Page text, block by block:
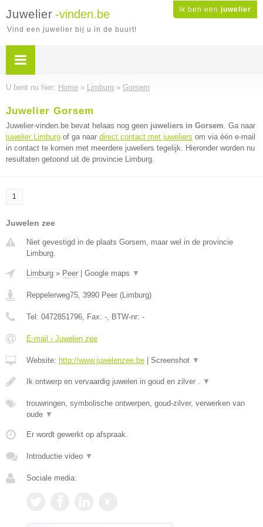
Ik ben een juwelier
Juwelier -vinden.be
Vind een juwelier bij u in de buurt!
U bent nu hier: Home » Limburg » Gorsem
Juwelier Gorsem
Juwelier-vinden.be bevat helaas nog geen juweliers in Gorsem. Ga naar
juwelier Limburg of ga naar direct contact met juweliers om via één e-mail
in contact te komen met meerdere juweliers tegelijk. Hieronder worden nu
resultaten getoond uit de provincie Limburg.
1
Juwelen zee
Niet gevestigd in de plaats Gorsem, maar wel in de provincie
Limburg.
Limburg » Peer Google maps ▼
Reppelerweg75, 3990 Peer (Limburg)
Tel: 0472851796, Fax: -, BTW-nr: -
E-mail › Juwelen zee
Website: http://www.juwelenzee.be Screenshot ▼
Ik ontwerp en vervaardig juwelen in goud en zilver . ▼
trouwringen, symbolische ontwerpen, goud-zilver, verwerken van
oude ▼
Er wordt gewerkt op afspraak.
Introductie video ▼
Sociale media: